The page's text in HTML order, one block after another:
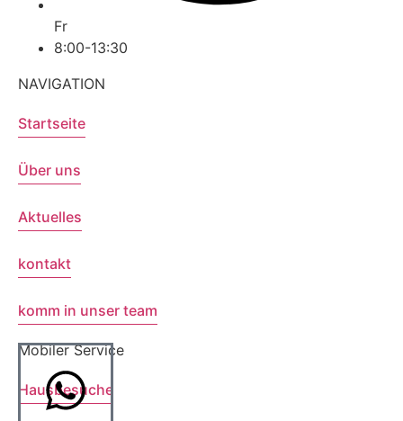
Fr
8:00-13:30
NAVIGATION
Startseite
Über uns
Aktuelles
kontakt
komm in unser team
Mobiler Service
Hausbesuche